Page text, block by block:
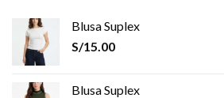
Blusa Suplex
S/15.00
Blusa Suplex